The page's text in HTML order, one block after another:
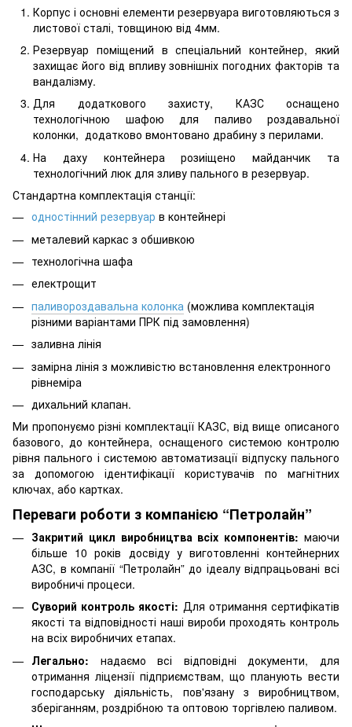
Корпус і основні елементи резервуара виготовляються з
листової сталі, товщиною від 4мм.
Резервуар поміщений в спеціальний контейнер, який
захищає його від впливу зовнішніх погодних факторів та
вандалізму.
Для додаткового захисту, КАЗС оснащено
технологічною шафою для паливо роздавальної
колонки, додатково вмонтовано драбину з перилами.
На даху контейнера розиіщено майданчик та
технологічний люк для зливу пального в резервуар.
Стандартна комплектація станції:
одностінний резервуар в контейнері
металевий каркас з обшивкою
технологічна шафа
електрощит
паливороздавальна колонка (можлива комплектація
різними варіантами ПРК під замовлення)
заливна лінія
замірна лінія з можливістю встановлення електронного
рівнеміра
дихальний клапан.
Ми пропонуємо різні комплектації КАЗС, від вище описаного
базового, до контейнера, оснащеного системою контролю
рівня пального і системою автоматизації відпуску пального
за допомогою ідентифікації користувачів по магнітних
ключах, або картках.
Переваги роботи з компанією “Петролайн”
Закритий цикл виробництва всіх компонентів: маючи
більше 10 років досвіду у виготовленні контейнерних
АЗС, в компанії “Петролайн” до ідеалу відпрацьовані всі
виробничі процеси.
Суворий контроль якості: Для отримання сертифікатів
якості та відповідності наші вироби проходять контроль
на всіх виробничих етапах.
Легально: надаємо всі відповідні документи, для
отримання ліцензії підприємствам, що планують вести
господарську діяльність, пов'язану з виробництвом,
зберіганням, роздрібною та оптовою торгівлею паливом.